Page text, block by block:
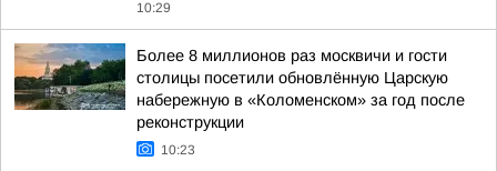
10:29
Более 8 миллионов раз москвичи и гости
столицы посетили обновлённую Царскую
набережную в «Коломенском» за год после
реконструкции
10:23